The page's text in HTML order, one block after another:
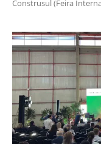
Construsul (Feira